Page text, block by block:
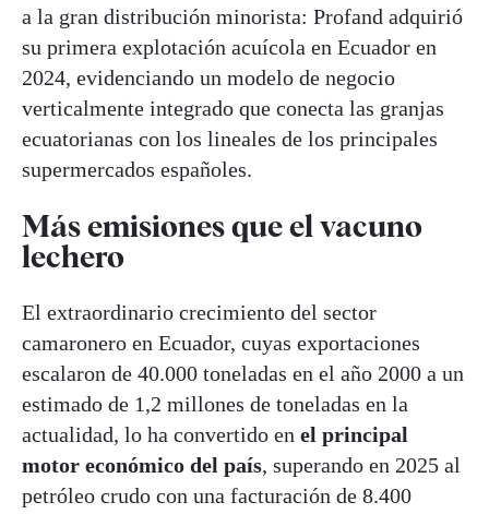
a la gran distribución minorista: Profand adquirió
su primera explotación acuícola en Ecuador en
2024, evidenciando un modelo de negocio
verticalmente integrado que conecta las granjas
ecuatorianas con los lineales de los principales
supermercados españoles.
Más emisiones que el vacuno
lechero
El extraordinario crecimiento del sector
camaronero en Ecuador, cuyas exportaciones
escalaron de 40.000 toneladas en el año 2000 a un
estimado de 1,2 millones de toneladas en la
actualidad, lo ha convertido en el principal
motor económico del país, superando en 2025 al
petróleo crudo con una facturación de 8.400